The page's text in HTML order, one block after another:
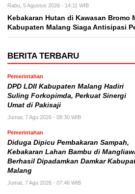
Rabu, 5 Agustus 2026 - 14:11 WIB
Kebakaran Hutan di Kawasan Bromo
Kabupaten Malang Siaga Antisipasi
BERITA TERBARU
Pemerintahan
DPD LDII Kabupaten Malang Hadiri
Suling Forkopimda, Perkuat Sinergi
Umat di Pakisaji
Jumat, 7 Agu 2026 - 08:30 WIB
Pemerintahan
Diduga Dipicu Pembakaran Sampah,
Kebakaran Lahan Bambu di
Berhasil Dipadamkan Damkar
Malang
Jumat, 7 Agu 2026 - 07:46 WIB